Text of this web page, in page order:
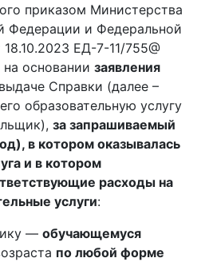
приказом Министерства
Федерации и Федеральной
ЕД-7-11/755@
на основании заявления
Справки (далее –
образовательную услугу
за запрашиваемый
в котором оказывалась
и в котором
расходы на
услуги:
— обучающемуся
по любой форме